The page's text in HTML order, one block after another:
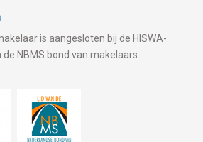
is aangesloten bij de HISWA-
de NBMS bond van makelaars.